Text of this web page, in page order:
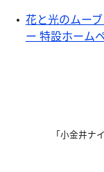
花と光のムー
ー 特設ホーム
「小金井ナ